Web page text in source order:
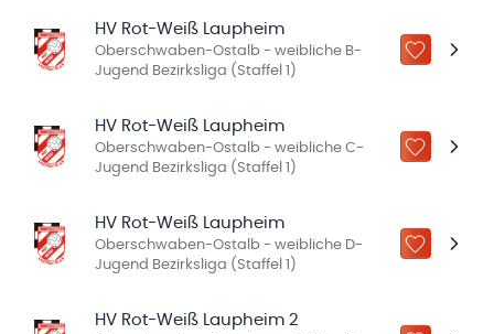
HV Rot-Weiß Laupheim
Oberschwaben-Ostalb - weibliche B-
Jugend Bezirksliga (Staffel 1)
ZU „MEINE
HV Rot-Weiß Laupheim
Oberschwaben-Ostalb - weibliche C-
Jugend Bezirksliga (Staffel 1)
ZU „MEINE
HV Rot-Weiß Laupheim
Oberschwaben-Ostalb - weibliche D-
Jugend Bezirksliga (Staffel 1)
ZU „MEINE
HV Rot-Weiß Laupheim 2